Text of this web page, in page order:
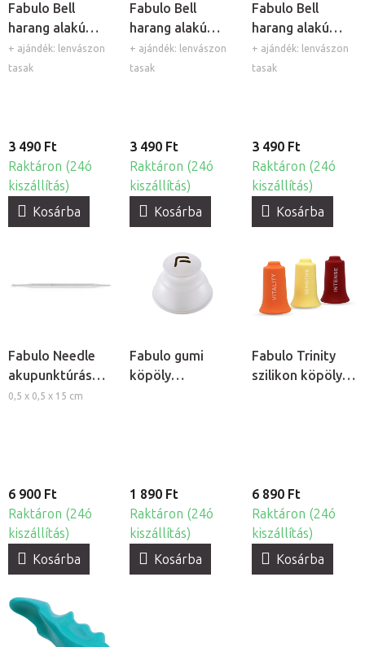
Fabulo Bell
harang alakú
szilikon köpöly
készlet - lila, 3db
+ ajándék: lenvászon
tasak
3 490 Ft
Raktáron (24ó
kiszállítás)
Kosárba
Fabulo Bell
harang alakú
szilikon köpöly
készlet -
+ ajándék: lenvászon
tasak
3 490 Ft
Raktáron (24ó
kiszállítás)
Kosárba
Fabulo Bell
harang alakú
szilikon köpöly
készlet - kék,
+ ajándék: lenvászon
tasak
3 490 Ft
Raktáron (24ó
kiszállítás)
Kosárba
Fabulo Needle
akupunktúrás
toll
0,5 x 0,5 x 15 cm
6 900 Ft
Raktáron (24ó
kiszállítás)
Kosárba
Fabulo gumi
köpöly
1 890 Ft
Raktáron (24ó
kiszállítás)
Kosárba
Fabulo Trinity
szilikon köpöly
6 890 Ft
Raktáron (24ó
kiszállítás)
Kosárba